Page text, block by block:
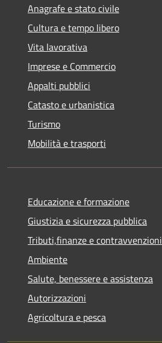
Anagrafe e stato civile
Cultura e tempo libero
Vita lavorativa
Imprese e Commercio
Appalti pubblici
Catasto e urbanistica
Turismo
Mobilità e trasporti
Educazione e formazione
Giustizia e sicurezza pubblica
Tributi,finanze e contravvenzioni
Ambiente
Salute, benessere e assistenza
Autorizzazioni
Agricoltura e pesca